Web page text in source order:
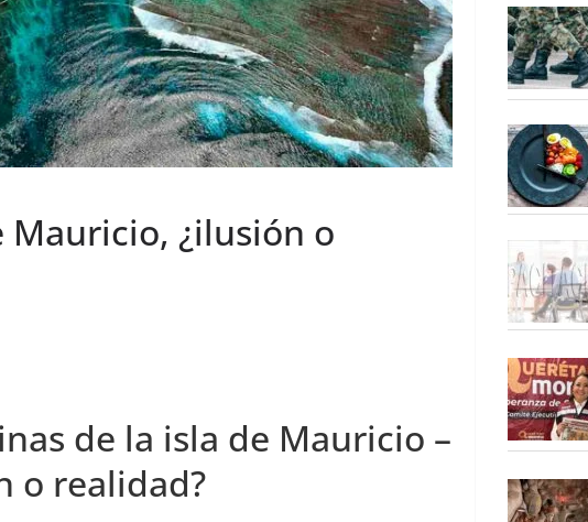
Mauricio, ¿ilusión o
de la isla de Mauricio –
o realidad?